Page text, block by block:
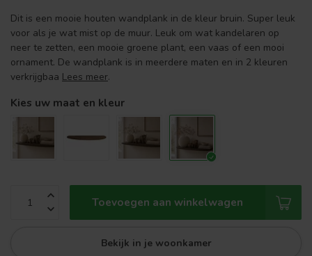
Dit is een mooie houten wandplank in de kleur bruin. Super leuk
voor als je wat mist op de muur. Leuk om wat kandelaren op
neer te zetten, een mooie groene plant, een vaas of een mooi
ornament. De wandplank is in meerdere maten en in 2 kleuren
verkrijgbaa Lees meer.
Kies uw maat en kleur
Toevoegen aan winkelwagen
Bekijk in je woonkamer